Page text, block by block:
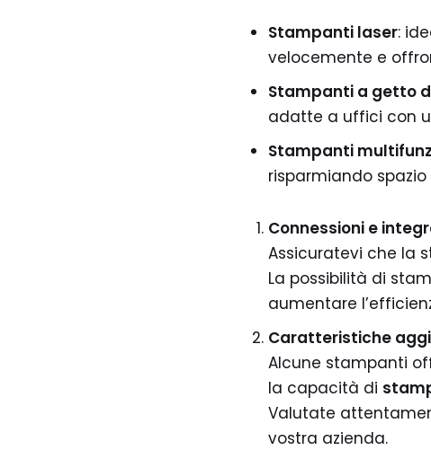
Stampanti laser:
velocemente e
Stampanti a getto
adatte a uffici con
Stampanti
risparmiando
Connessioni e
Assicuratevi che la
La possibilità di
aumentare
Caratteristiche
Alcune stampanti
la capacità di
Valutate
vostra azienda.